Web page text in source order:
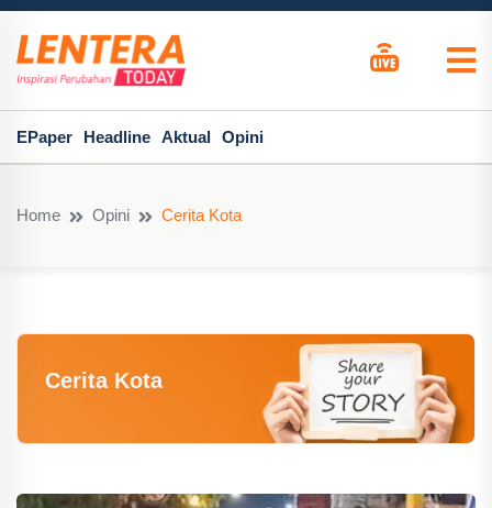
EPaper Headline Aktual Opini
Home Opini Cerita Kota
Cerita Kota